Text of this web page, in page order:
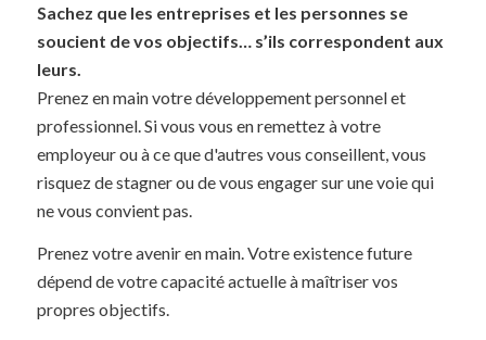
Sachez que les entreprises et les personnes se
soucient de vos objectifs… s’ils correspondent aux
leurs.
Prenez en main votre développement personnel et
professionnel. Si vous vous en remettez à votre
employeur ou à ce que d'autres vous conseillent, vous
risquez de stagner ou de vous engager sur une voie qui
ne vous convient pas.
Prenez votre avenir en main. Votre existence future
dépend de votre capacité actuelle à maîtriser vos
propres objectifs.